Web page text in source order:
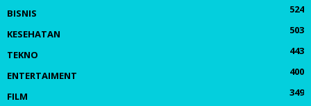
BISNIS
524
KESEHATAN
503
TEKNO
443
ENTERTAIMENT
400
FILM
349